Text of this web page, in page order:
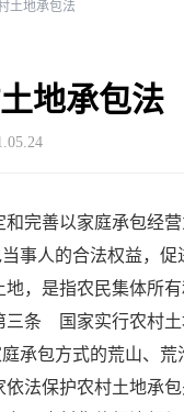
土地承包法
地承包法
家庭承包经营为
事人的合法权益，
指农民集体所有
条 国家实行农村
承包方式的荒山、
保护农村土地承